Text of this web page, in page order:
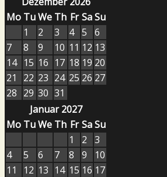
Mo TuWe Th Fr SaSu
1
2 3 4 5
6
7
8 9 10 11 12 13
14 15 16 17 18 19 20
21
22 23 24 25 26 27
28 29 30 31
Januar 2027
Mo TuWe Th Fr SaSu
1
2
3
4
5 6 7 8 9
10
11
12 13 14 15 16 17